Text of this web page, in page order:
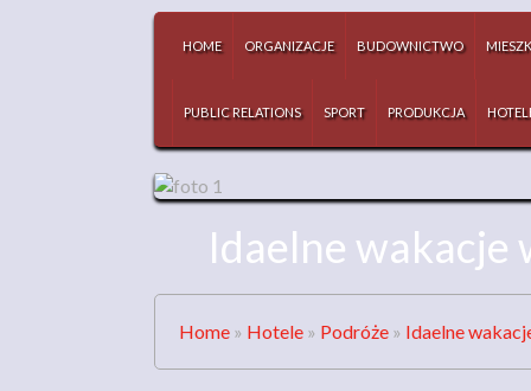
HOME ORGANIZACJE BUDOWNICTWO
PUBLIC RELATIONS SPORT PRODUKCJA
Idaelne wakacje
Home » Hotele » Podróże » Idaelne